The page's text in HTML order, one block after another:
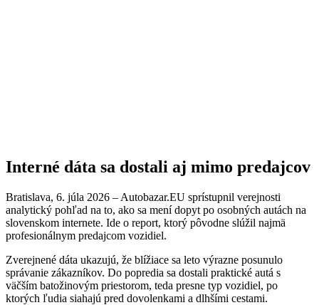
Interné dáta sa dostali aj mimo predajcov
Bratislava, 6. júla 2026 – Autobazar.EU sprístupnil verejnosti
analytický pohľad na to, ako sa mení dopyt po osobných autách na
slovenskom internete. Ide o report, ktorý pôvodne slúžil najmä
profesionálnym predajcom vozidiel.
Zverejnené dáta ukazujú, že blížiace sa leto výrazne posunulo
správanie zákazníkov. Do popredia sa dostali praktické autá s
väčším batožinovým priestorom, teda presne typ vozidiel, po
ktorých ľudia siahajú pred dovolenkami a dlhšími cestami.